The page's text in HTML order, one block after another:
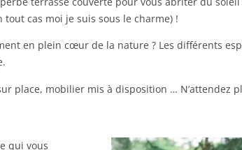
cas moi je suis sous le charme) !
en plein cœur de la nature ? Les différents
place, mobilier mis à disposition … N’attendez
qui vous